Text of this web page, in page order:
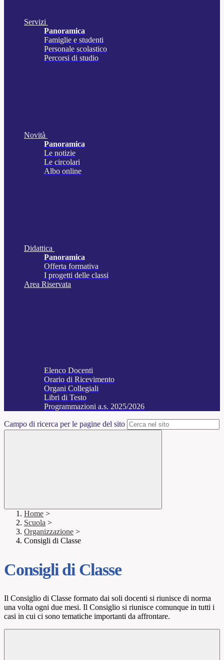
Servizi
Panoramica
Famiglie e studenti
Personale scolastico
Percorsi di studio
Novità
Panoramica
Le notizie
Le circolari
Albo online
Didattica
Panoramica
Offerta formativa
I progetti delle classi
Area Riservata
Elenco Docenti
Orario di Ricevimento
Organi Collegiali
Libri di Testo
Programmazioni a.s. 2025/2026
Campo di ricerca per le pagine del sito
Home >
Scuola >
Organizzazione >
Consigli di Classe
Consigli di Classe
Il Consiglio di Classe formato dai soli docenti si riunisce di norma
una volta ogni due mesi. Il Consiglio si riunisce comunque in tutti i
casi in cui ci sono tematiche importanti da affrontare.